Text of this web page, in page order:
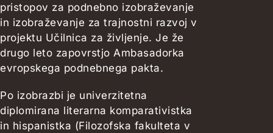
pristopov za podnebno izobraževanje
in izobraževanje za trajnostni razvoj v
projektu Učilnica za življenje. Je že
drugo leto zapovrstjo Ambasadorka
evropskega podnebnega pakta.
Po izobrazbi je univerzitetna
diplomirana literarna komparativistka
in hispanistka (Filozofska fakulteta v